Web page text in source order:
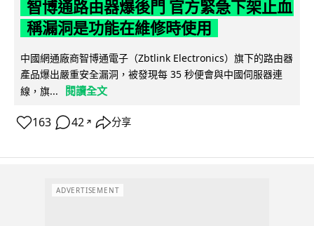
智博通路由器爆後門 官方緊急下架止血
稱漏洞是功能在維修時使用
中國網通廠商智博通電子（Zbtlink Electronics）旗下的路由器
產品爆出嚴重安全漏洞，被發現每 35 秒便會與中國伺服器連
線，旗...
閱讀全文
163 42 ↗ 分享
ADVERTISEMENT